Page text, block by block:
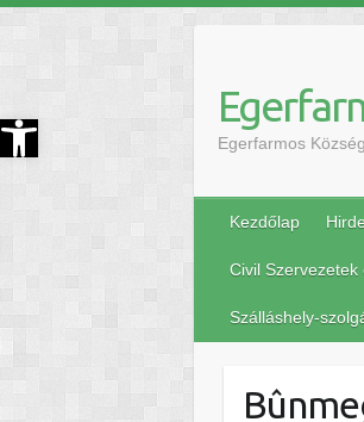
Eszköztár megnyitása
Egerfarmos
Kezdőlap
Civil
Szálláshely-